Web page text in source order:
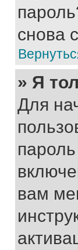
снова
» Я
Для
вам